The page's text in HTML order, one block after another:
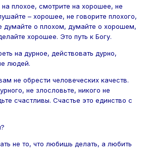
плохое, смотрите на хорошее, не
– хорошее, не говорите плохого,
думайте о плохом, думайте о хорошем,
хорошее. Это путь к Богу.
на дурное, действовать дурно,
людей.
не обрести человеческих качеств.
не злословьте, никого не
счастливы. Счастье это единство с
не то, что любишь делать, а любить